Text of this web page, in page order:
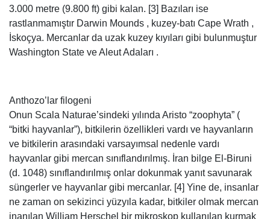
3.000 metre (9.800 ft) gibi kalan. [3] Bazıları ise
rastlanmamıştır Darwin Mounds , kuzey-batı Cape Wrath ,
İskoçya. Mercanlar da uzak kuzey kıyıları gibi bulunmuştur
Washington State ve Aleut Adaları .
Anthozo’lar filogeni
Onun Scala Naturae’sindeki yılında Aristo “zoophyta” (
“bitki hayvanlar”), bitkilerin özellikleri vardı ve hayvanların
ve bitkilerin arasındaki varsayımsal nedenle vardı
hayvanlar gibi mercan sınıflandırılmış. İran bilge El-Biruni
(d. 1048) sınıflandırılmış onlar dokunmak yanıt savunarak
süngerler ve hayvanlar gibi mercanlar. [4] Yine de, insanlar
ne zaman on sekizinci yüzyıla kadar, bitkiler olmak mercan
inanılan William Herschel bir mikroskop kullanılan kurmak